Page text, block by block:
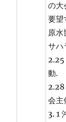
の大
要望
原水
サハ
2.25
動.
2.28
会主
3. 1